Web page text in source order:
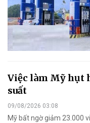
Việc làm Mỹ hụt
suất
09/08/2026 03:08
Mỹ bất ngờ giảm 23.000